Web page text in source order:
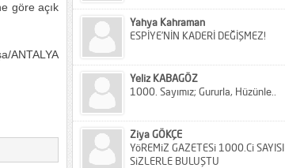
göre açık
ANTALYA
Yahya Kahraman
ESPİYE’NİN KADERİ DEĞİŞMEZ!
Yeliz KABAGÖZ
1000. Sayımız; Gururla, Hüzünle..
Ziya GÖKÇE
YöREMiZ GAZETESi 1000.Ci SAYISI
SiZLERLE BULUŞTU